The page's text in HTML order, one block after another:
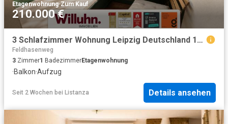
Etagenwohnung·Zum Kauf
210.000 €
3 Schlafzimmer Wohnung Leipzig Deutschland 104365086
Feldhasenweg
3 Zimmer1 BadezimmerEtagenwohnung
·Balkon·Aufzug
Seit 2 Wochen bei Listanza Details ansehen